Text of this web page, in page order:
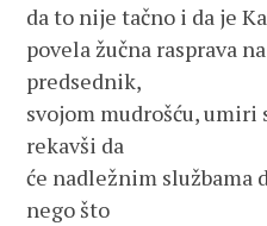
povela žučna rasprava
predsednik,
svojom mudrošću, umiri
rekavši da
će nadležnim službama
nego što